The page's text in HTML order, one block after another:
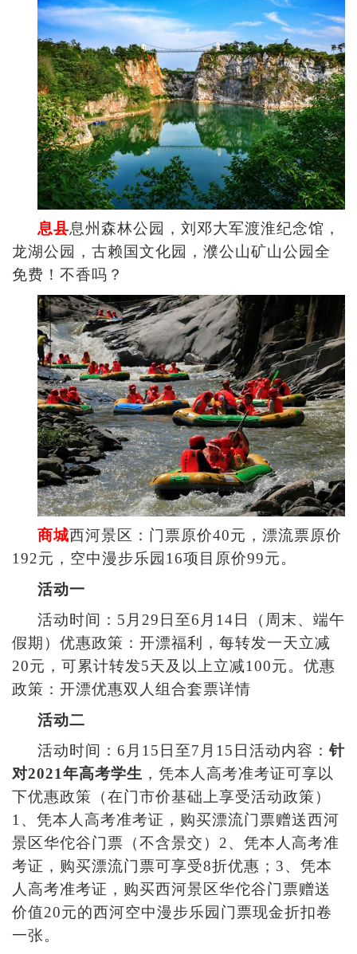
息县息州森林公园，刘邓大军渡淮纪念馆，
龙湖公园，古赖国文化园，濮公山矿山公园全
免费！不香吗？
商城西河景区：门票原价40元，漂流票原价
192元，空中漫步乐园16项目原价99元。
活动一
活动时间：5月29日至6月14日（周末、端午
假期）优惠政策：开漂福利，每转发一天立减
20元，可累计转发5天及以上立减100元。优惠
政策：开漂优惠双人组合套票详情
活动二
活动时间：6月15日至7月15日活动内容：针
对2021年高考学生 ，凭本人高考准考证可享以
下优惠政策（在门市价基础上享受活动政策）
1、凭本人高考准考证，购买漂流门票赠送西河
景区华佗谷门票（不含景交）2、凭本人高考准
考证，购买漂流门票可享受8折优惠；3、凭本
人高考准考证，购买西河景区华佗谷门票赠送
价值20元的西河空中漫步乐园门票现金折扣卷
一张。